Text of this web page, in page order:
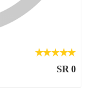
SR 0